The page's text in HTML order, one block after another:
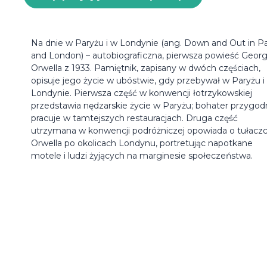
Na dnie w Paryżu i w Londynie (ang. Down and Out in
and London) – autobiograficzna, pierwsza powieść
Orwella z 1933. Pamiętnik, zapisany w dwóch częściach,
opisuje jego życie w ubóstwie, gdy przebywał w Paryżu i
Londynie. Pierwsza część w konwencji łotrzykowskiej
przedstawia nędzarskie życie w Paryżu; bohater
pracuje w tamtejszych restauracjach. Druga część
utrzymana w konwencji podróżniczej opowiada o
Orwella po okolicach Londynu, portretując napotkane
motele i ludzi żyjących na marginesie społeczeństwa.